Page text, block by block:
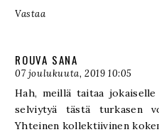
Vastaa
ROUVA SANA
07 joulukuuta, 2019 10:05
Hah, meillä taitaa
selviytyä tästä turkasen
Yhteinen kollektiivinen